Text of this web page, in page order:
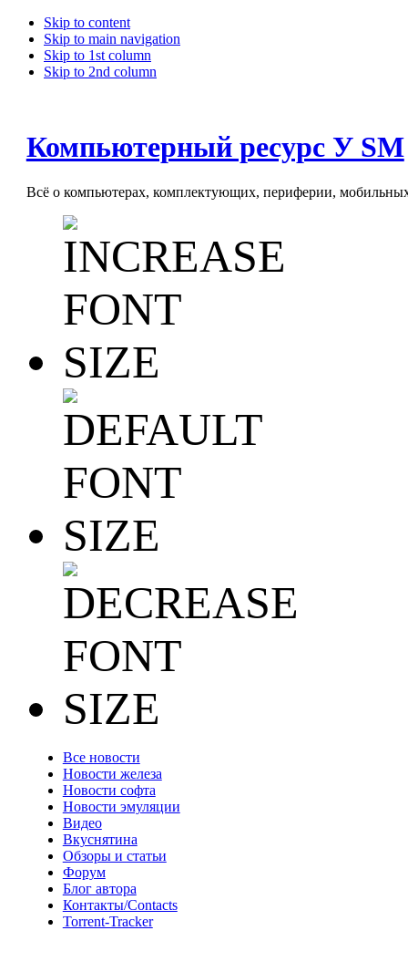
Skip to content
Skip to main navigation
Skip to 1st column
Skip to 2nd column
Компьютерный ресурс У SM
Всё о компьютерах, комплектующих, периферии, мобильных
Все новости
Новости железа
Новости софта
Новости эмуляции
Видео
Вкуснятина
Обзоры и статьи
Форум
Блог автора
Контакты/Contacts
Torrent-Tracker